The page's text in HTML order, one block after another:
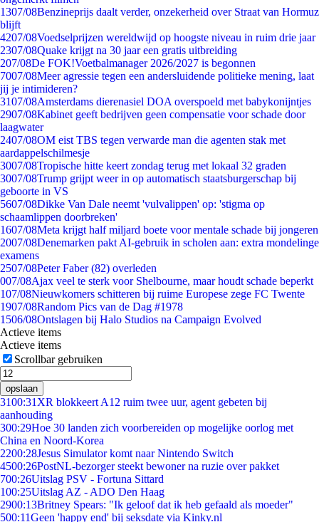
1307/08Benzineprijs daalt verder, onzekerheid over Straat van Hormuz
blijft
4207/08Voedselprijzen wereldwijd op hoogste niveau in ruim drie jaar
2307/08Quake krijgt na 30 jaar een gratis uitbreiding
207/08De FOK!Voetbalmanager 2026/2027 is begonnen
7007/08Meer agressie tegen een andersluidende politieke mening, laat
jij je intimideren?
3107/08Amsterdams dierenasiel DOA overspoeld met babykonijntjes
2907/08Kabinet geeft bedrijven geen compensatie voor schade door
laagwater
2407/08OM eist TBS tegen verwarde man die agenten stak met
aardappelschilmesje
3007/08Tropische hitte keert zondag terug met lokaal 32 graden
3007/08Trump grijpt weer in op automatisch staatsburgerschap bij
geboorte in VS
5607/08Dikke Van Dale neemt 'vulvalippen' op: 'stigma op
schaamlippen doorbreken'
1607/08Meta krijgt half miljard boete voor mentale schade bij jongeren
2007/08Denemarken pakt AI-gebruik in scholen aan: extra mondelinge
examens
2507/08Peter Faber (82) overleden
007/08Ajax veel te sterk voor Shelbourne, maar houdt schade beperkt
107/08Nieuwkomers schitteren bij ruime Europese zege FC Twente
1907/08Random Pics van de Dag #1978
1506/08Ontslagen bij Halo Studios na Campaign Evolved
Actieve items
Actieve items
Scrollbar gebruiken
opslaan
3100:31 XR blokkeert A12 ruim twee uur, agent gebeten bij
aanhouding
300:29Hoe 30 landen zich voorbereiden op mogelijke oorlog met
China en Noord-Korea
2200:28Jesus Simulator komt naar Nintendo Switch
4500:26PostNL-bezorger steekt bewoner na ruzie over pakket
700:26Uitslag PSV - Fortuna Sittard
100:25Uitslag AZ - ADO Den Haag
2900:13Britney Spears: "Ik geloof dat ik heb gefaald als moeder"
500:11Geen 'happy end' bij seksdate via Kinky.nl